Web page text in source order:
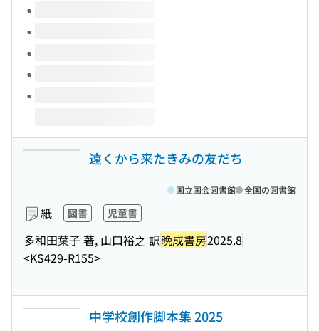
このタイトルの巻号
遠くから来たきみの友だち
紙 図書 児童書
多和田葉子 著, 山口裕之 訳晩成書房2025.8
<KS429-R155>
国立国会図書館 全国の図書館
中学校創作脚本集 2025